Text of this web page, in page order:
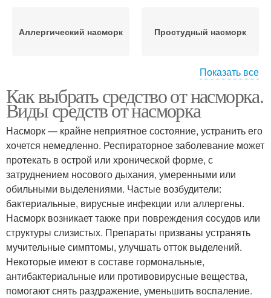
Аллергический насморк Простудный насморк
Таблетки от насморка Лекарства от насморка
Показать все
Как выбрать средство от насморка.
Виды средств от насморка
Насморк — крайне неприятное состояние, устранить его
хочется немедленно. Респираторное заболевание может
протекать в острой или хронической форме, с
затруднением носового дыхания, умеренными или
обильными выделениями. Частые возбудители:
бактериальные, вирусные инфекции или аллергены.
Насморк возникает также при повреждения сосудов или
структуры слизистых. Препараты призваны устранять
мучительные симптомы, улучшать отток выделений.
Некоторые имеют в составе гормональные,
антибактериальные или противовирусные вещества,
помогают снять раздражение, уменьшить воспаление.